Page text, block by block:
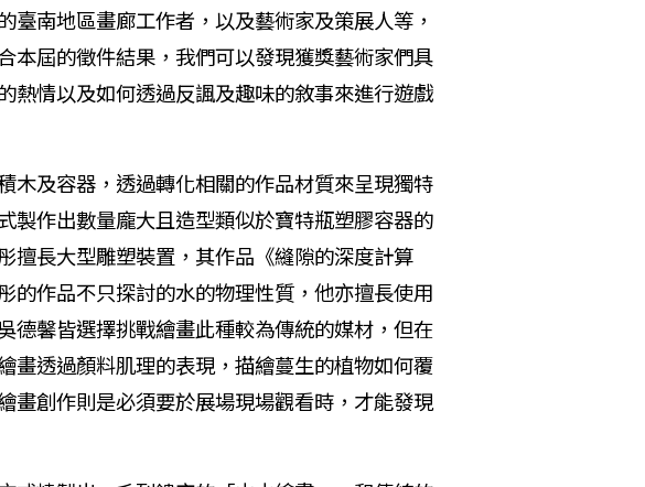
南地區畫廊工作者，以及藝術家及策展人等，
本屆的徵件結果，我們可以發現獲獎藝術家們具
熱情以及如何透過反諷及趣味的敘事來進行遊戲
及容器，透過轉化相關的作品材質來呈現獨特
製作出數量龐大且造型類似於寶特瓶塑膠容器的
擅長大型雕塑裝置，其作品《縫隙的深度計算
的作品不只探討的水的物理性質，他亦擅長使用
德馨皆選擇挑戰繪畫此種較為傳統的媒材，但在
畫透過顏料肌理的表現，描繪蔓生的植物如何覆
畫創作則是必須要於展場現場觀看時，才能發現